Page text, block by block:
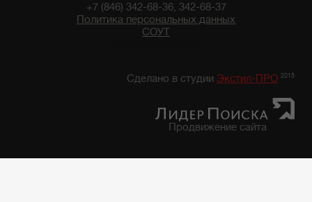
+7 (846) 342-68-36, 342-68-37
Политика персональных данных
СОУТ
Сделано в студии Экстил-ПРО 2015
Продвижение сайта